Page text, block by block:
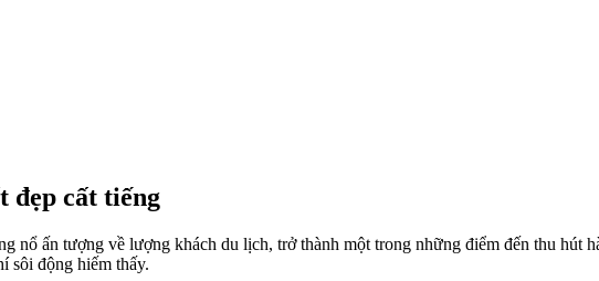
đẹp cất tiếng
nổ ấn tượng về lượng khách du lịch, trở thành một trong những điểm đến thu hút
sôi động hiếm thấy.